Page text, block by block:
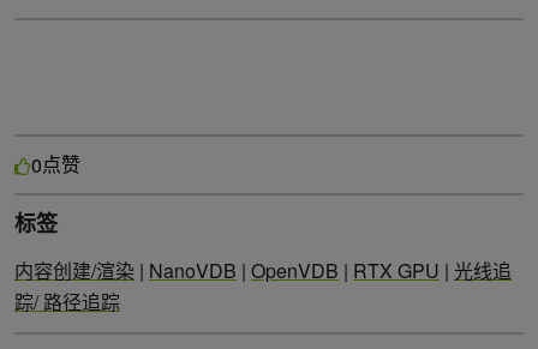
0点赞
标签
内容创建/渲染 | NanoVDB | OpenVDB | RTX GPU | 光线追
踪/ 路径追踪